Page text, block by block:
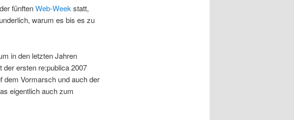
fünftenWeb-Weekstatt,
warum es bis es zu
in den letzten Jahren
ersten re:publica 2007
dem Vormarsch und auch der
eigentlich auch zum